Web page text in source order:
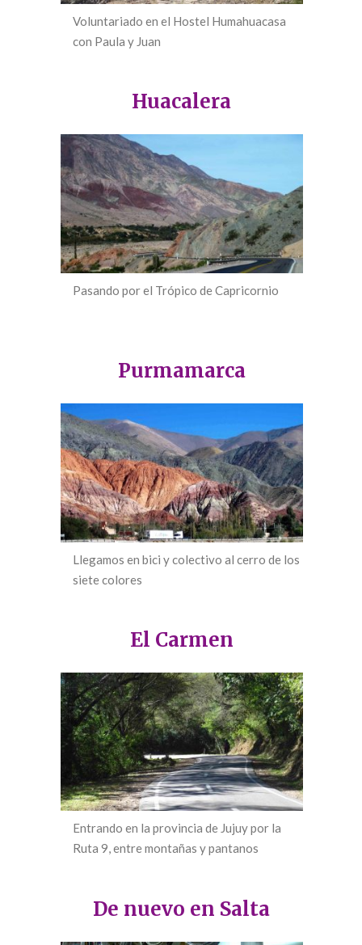
Voluntariado en el Hostel Humahuacasa
con Paula y Juan
Huacalera
Pasando por el Trópico de Capricornio
Purmamarca
Llegamos en bici y colectivo al cerro de los
siete colores
El Carmen
Entrando en la provincia de Jujuy por la
Ruta 9, entre montañas y pantanos
De nuevo en Salta